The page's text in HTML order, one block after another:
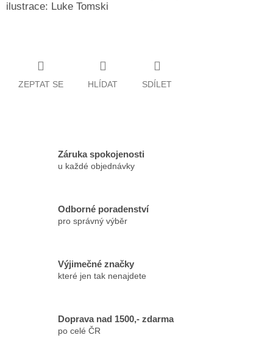
ilustrace: Luke Tomski
ZEPTAT SE HLÍDAT SDÍLET
Záruka spokojenosti
u každé objednávky
Odborné poradenství
pro správný výběr
Výjimečné značky
které jen tak nenajdete
Doprava nad 1500,- zdarma
po celé ČR